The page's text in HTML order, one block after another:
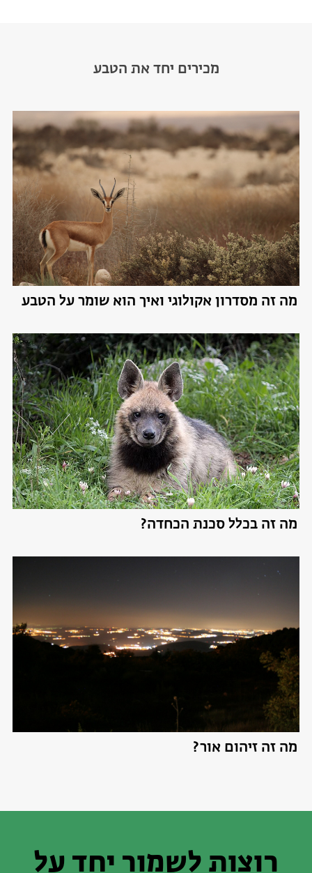
מכירים יחד את הטבע
מה זה מסדרון אקולוגי ואיך הוא שומר על הטבע
מה זה בכלל סכנת הכחדה?
מה זה זיהום אור?
רוצות לשמור יחד על